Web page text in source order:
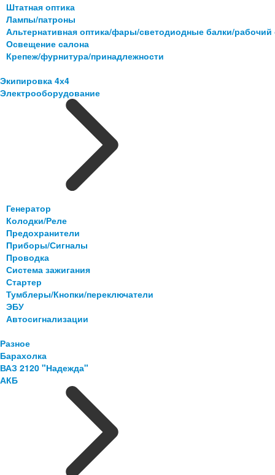
Штатная оптика
Лампы/патроны
Альтернативная оптика/фары/светодиодные балки/рабочий
Освещение салона
Крепеж/фурнитура/принадлежности
Экипировка 4х4
Электрооборудование
Генератор
Колодки/Реле
Предохранители
Приборы/Сигналы
Проводка
Система зажигания
Стартер
Тумблеры/Кнопки/переключатели
ЭБУ
Автосигнализации
Разное
Барахолка
ВАЗ 2120 "Надежда"
АКБ